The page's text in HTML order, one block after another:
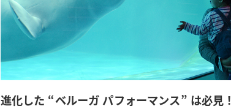
進化した “ベルーガ パフォーマンス” は必見！